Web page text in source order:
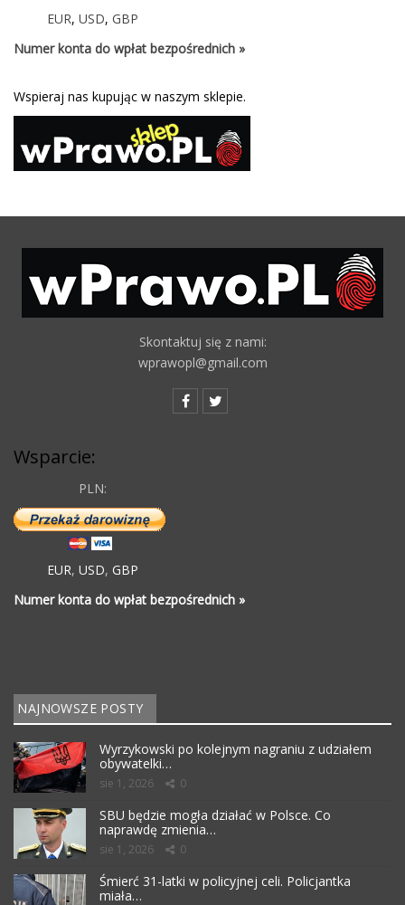
EUR, USD, GBP
Numer konta do wpłat bezpośrednich »
Wspieraj nas kupując w naszym sklepie.
Skontaktuj się z nami:
wprawopl@gmail.com
Wsparcie:
PLN:
EUR, USD, GBP
Numer konta do wpłat bezpośrednich »
NAJNOWSZE POSTY
Wyrzykowski po kolejnym nagraniu z udziałem
obywatelki…
sie 1, 2026 0
SBU będzie mogła działać w Polsce. Co
naprawdę zmienia…
sie 1, 2026 0
Śmierć 31-latki w policyjnej celi. Policjantka
miała…